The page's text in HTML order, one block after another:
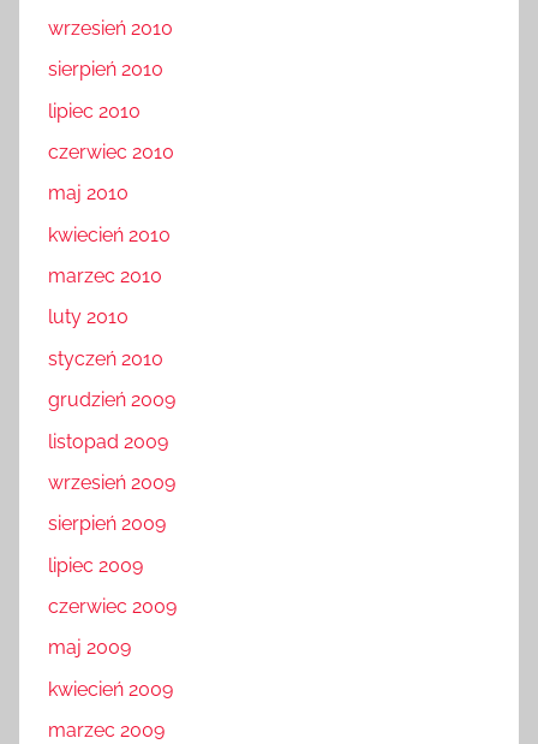
wrzesień 2010
sierpień 2010
lipiec 2010
czerwiec 2010
maj 2010
kwiecień 2010
marzec 2010
luty 2010
styczeń 2010
grudzień 2009
listopad 2009
wrzesień 2009
sierpień 2009
lipiec 2009
czerwiec 2009
maj 2009
kwiecień 2009
marzec 2009